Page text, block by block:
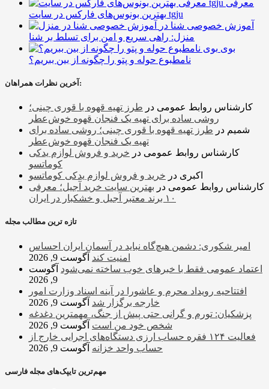
معرفی
بهترین بونوس‌های فارکس در سایت tgju
آموزش خصوصی شنا در
منزل: راهی سریع و امن برای تسلط بر شنا
بوی
نامطبوع حوله و پتو را چگونه از بین ببریم؟
آخرین نظرات همراهان:
کارشناس روابط عمومی در طرز تهیه قهوه با قوری چینی؛
روشی ساده برای تهیه یک فنجان قهوه خوش‌عطر
شمیم در طرز تهیه قهوه با قوری چینی؛ روشی ساده برای
تهیه یک فنجان قهوه خوش‌عطر
کارشناس روابط عمومی در خرید و فروش لوازم یدکی
کوماتسو
اکبری در خرید و فروش لوازم یدکی کوماتسو
کارشناس روابط عمومی در بهترین سایت خرید آجیل؛ معرفی
۱۰ برند معتبر آجیل و خشکبار در ایران
تازه ترین مطالب مجله
امیر شکوری: دشمن هیچ‌گاه نباید در آسمان ایران احساس
امنیت کند آگوست 9, 2026
اعتماد عمومی فقط با خبرهای خوب ساخته نمی‌شود آگوست
9, 2026
افتتاحیه رویداد محرم و عاشورا در آینه اسناد وزارت امور
خارجه برگزار شد آگوست 9, 2026
پزشکیان: تورم و گرانی حتی پیش از جنگ، مهمترین دغدغه
شخص خود من است آگوست 9, 2026
فعالیت ۱۲۴ فقره حساب ارزی دستگاه‌های اجرایی خارج از
حساب واحد خزانه آگوست 9, 2026
مهم‌ترین تایپک‌های مجله فارسی